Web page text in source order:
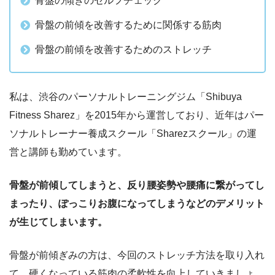
骨盤の前傾を改善するために関係する筋肉
骨盤の前傾を改善するためのストレッチ
私は、渋谷のパーソナルトレーニングジム「Shibuya
Fitness Sharez」を2015年から運営しており、近年はパー
ソナルトレーナー養成スクール「Sharezスクール」の運
営と講師も勤めています。
骨盤が前傾してしまうと、反り腰姿勢や腰痛に繋がってし
まったり、ぽっこりお腹になってしまうなどのデメリット
が生じてしまいます。
骨盤が前傾ぎみの方は、今回のストレッチ方法を取り入れ